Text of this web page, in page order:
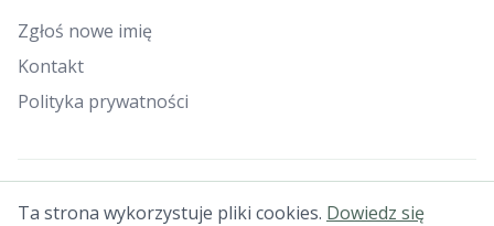
Zgłoś nowe imię
Kontakt
Polityka prywatności
© 2025 Falcon Bytes. Wszelkie prawa zastrzeżone.
Ta strona wykorzystuje pliki cookies. Dowiedz się